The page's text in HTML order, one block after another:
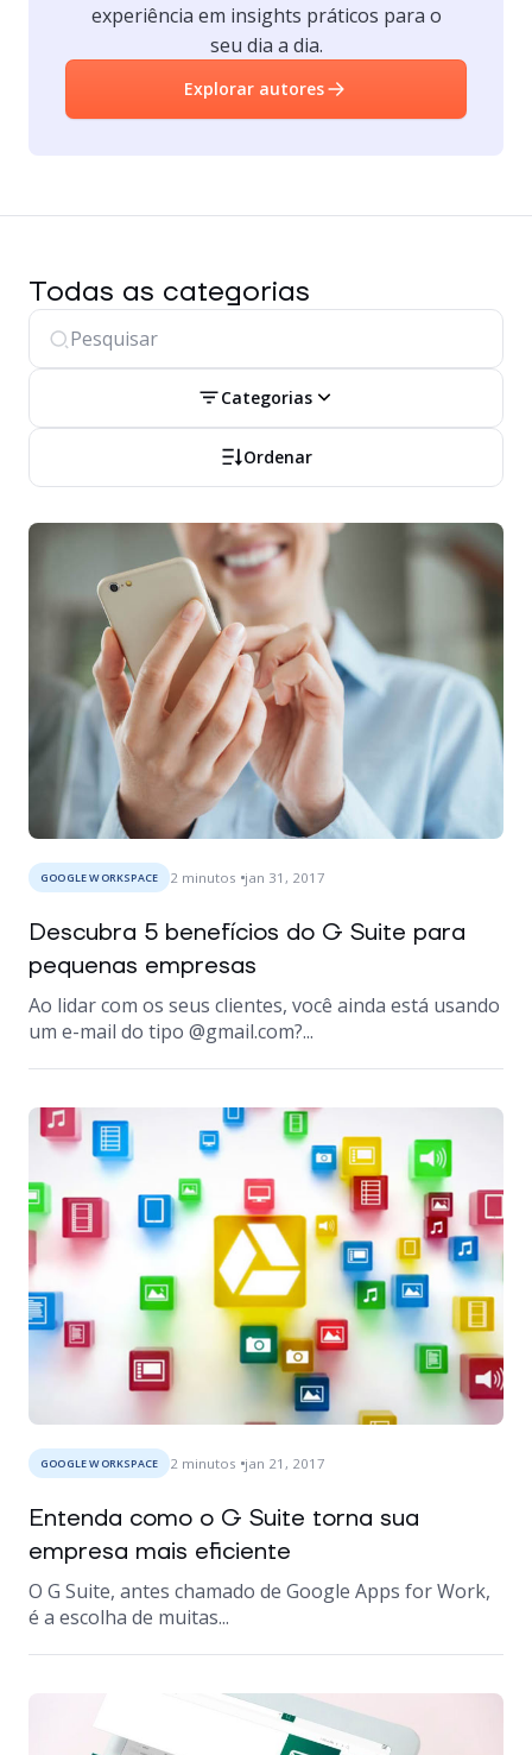
experiência em insights práticos para o
seu dia a dia.
Explorar autores
Todas as categorias
Categorias
Ordenar
GOOGLE WORKSPACE 2 minutos jan 31, 2017
Descubra 5 benefícios do G Suite para
pequenas empresas
Ao lidar com os seus clientes, você ainda está usando
um e-mail do tipo @gmail.com?...
GOOGLE WORKSPACE 2 minutos jan 21, 2017
Entenda como o G Suite torna sua
empresa mais eficiente
O G Suite, antes chamado de Google Apps for Work,
é a escolha de muitas...